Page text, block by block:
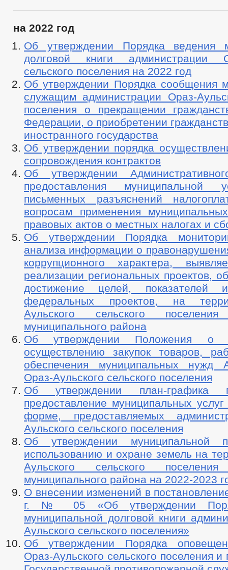
на 2022 год
Об утверждении Порядка ведения
долговой книги администрации
сельского поселения на 2022 год
Об утверждении Порядка сообщения
служащим администрации Ораз-
поселения о прекращении
Федерации, о приобретении
иностранного государства
Об утверждении порядка
сопровождения контрактов
Об утверждении
предоставления муниципальной
письменных разъяснений
вопросам применения
правовых актов о местных налогах и
Об утверждении Порядка
анализа информации о
коррупционного характера,
реализации региональных проектов,
достижение целей, показателей и
федеральных проектов, на
Аульского сельского поселения
муниципального района
Об утверждении Положения о
осуществлению закупок товаров,
обеспечения муниципальных нужд
Ораз-Аульского сельского поселения
Об утверждении план-графика
предоставление муниципальных
форме, предоставляемых
Аульского сельского поселения
Об утверждении муниципальной
использованию и охране земель на
Аульского сельского поселения
муниципального района на 2022-2023
О внесении изменений в
г. № 05 «Об утверждении
муниципальной долговой книги
Аульского сельского поселения»
Об утверждении Порядка
Ораз-Аульского сельского поселения